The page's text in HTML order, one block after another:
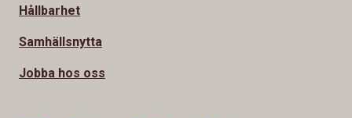
Hållbarhet
Samhällsnytta
Jobba hos oss